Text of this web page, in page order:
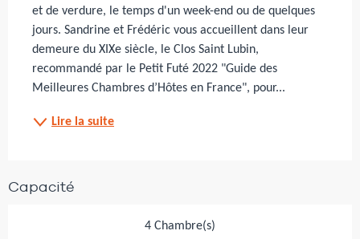
et de verdure, le temps d'un week-end ou de quelques
jours. Sandrine et Frédéric vous accueillent dans leur
demeure du XIXe siècle, le Clos Saint Lubin,
recommandé par le Petit Futé 2022 "Guide des
Meilleures Chambres d’Hôtes en France", pour...
Lire la suite
Capacité
4 Chambre(s)